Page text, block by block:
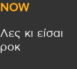
NOW
Λες κι είσαι
ροκ